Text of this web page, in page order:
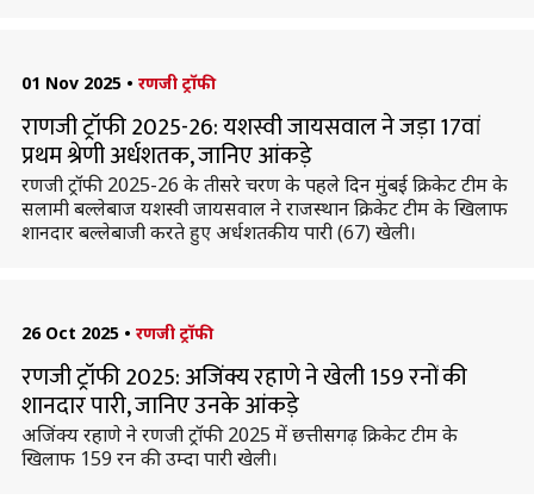
01 Nov 2025 • रणजी ट्रॉफी
राणजी ट्रॉफी 2025-26: यशस्वी जायसवाल ने जड़ा 17वां
प्रथम श्रेणी अर्धशतक, जानिए आंकड़े
रणजी ट्रॉफी 2025-26 के तीसरे चरण के पहले दिन मुंबई क्रिकेट टीम के
सलामी बल्लेबाज यशस्वी जायसवाल ने राजस्थान क्रिकेट टीम के खिलाफ
शानदार बल्लेबाजी करते हुए अर्धशतकीय पारी (67) खेली।
26 Oct 2025 • रणजी ट्रॉफी
रणजी ट्रॉफी 2025: अजिंक्य रहाणे ने खेली 159 रनों की
शानदार पारी, जानिए उनके आंकड़े
अजिंक्य रहाणे ने रणजी ट्रॉफी 2025 में छत्तीसगढ़ क्रिकेट टीम के
खिलाफ 159 रन की उम्दा पारी खेली।